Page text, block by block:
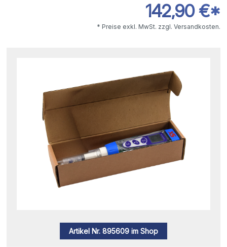
142,90 €*
* Preise exkl. MwSt. zzgl. Versandkosten.
Artikel Nr. 895609 im Shop